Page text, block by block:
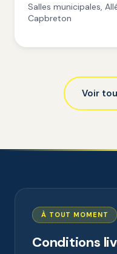
Salles municipales,
Capbreton
Voir
À TOUT MOMENT
Conditions